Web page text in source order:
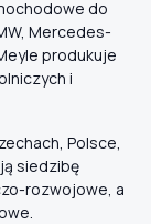
do
Mercedes-
produkuje
i
Polsce,
siedzibę
rozwojowe, a